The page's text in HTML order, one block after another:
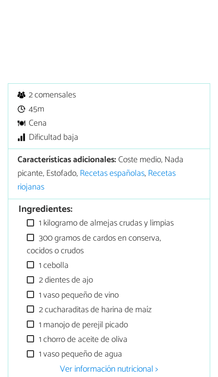
2 comensales
45m
Cena
Dificultad baja
Características adicionales:Coste medio, Nada
picante, Estofado,Recetas españolas,Recetas
riojanas
Ingredientes:
1 kilogramo de almejas crudas y limpias
300 gramos de cardos en conserva,
cocidos o crudos
1 cebolla
2 dientes de ajo
1 vaso pequeño de vino
2 cucharaditas de harina de maíz
1 manojo de perejil picado
1 chorro de aceite de oliva
1 vaso pequeño de agua
Ver información nutricional >